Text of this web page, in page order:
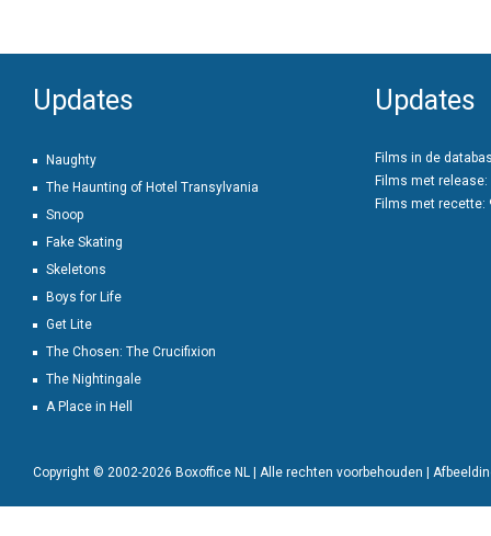
Updates
Naughty
The Haunting of Hotel Transylvania
Snoop
Fake Skating
Skeletons
Boys for Life
Get Lite
The Chosen: The Crucifixion
The Nightingale
A Place in Hell
Updates
Films in de
Films met release:
Films met recette:
Copyright © 2002-2026 Boxoffice NL | Alle rechten voorbehouden |